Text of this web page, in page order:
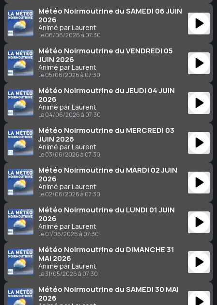
Météo Noirmoutrine du SAMEDI 06 JUIN
2026
Animé par Laurent
Le 06/06/2026 à 07:30
Météo Noirmoutrine du VENDREDI 05
JUIN 2026
Animé par Laurent
Le 05/06/2026 à 07:30
Météo Noirmoutrine du JEUDI 04 JUIN
2026
Animé par Laurent
Le 04/06/2026 à 07:30
Météo Noirmoutrine du MERCREDI 03
JUIN 2026
Animé par Laurent
Le 03/06/2026 à 07:30
Météo Noirmoutrine du MARDI 02 JUIN
2026
Animé par Laurent
Le 02/06/2026 à 07:30
Météo Noirmoutrine du LUNDI 01 JUIN
2026
Animé par Laurent
Le 01/06/2026 à 07:30
Météo Noirmoutrine du DIMANCHE 31
MAI 2026
Animé par Laurent
Le 31/05/2026 à 07:30
Météo Noirmoutrine du SAMEDI 30 MAI
2026